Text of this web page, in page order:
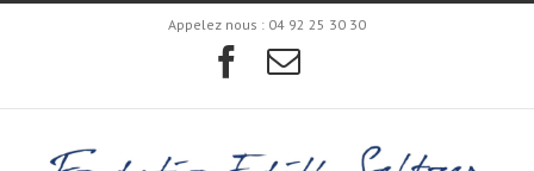
Appelez nous : 04 92 25 30 30